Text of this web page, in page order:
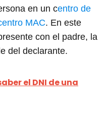
en un centro de
MAC. En este
con el padre, la
del declarante.
el DNI de una